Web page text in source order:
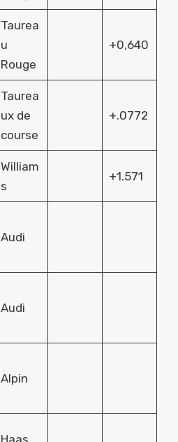
Taurea
u
Rouge
+0,640
Taurea
ux de
course
+.0772
William
s
+1.571
Audi
Audi
Alpin